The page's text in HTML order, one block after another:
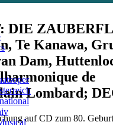
DIE
Te Kanawa,
Dam,
de
Lombard;
auf CD zum 80.